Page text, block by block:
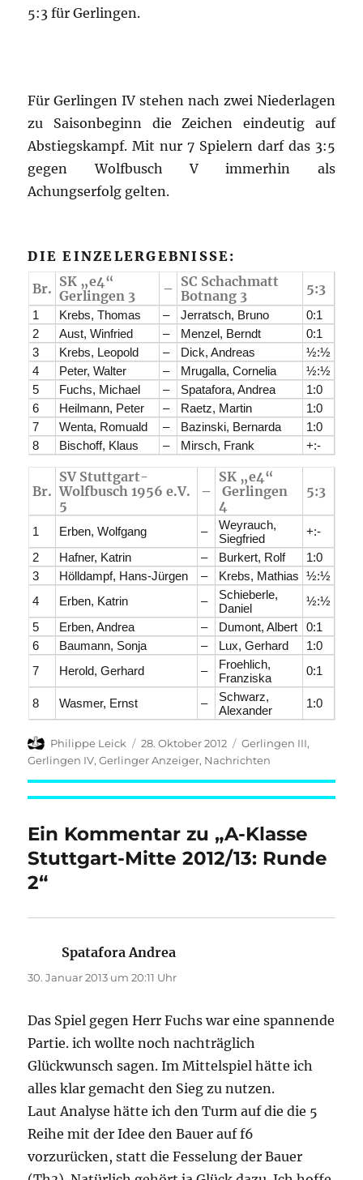
5:3 für Gerlingen.
Für Gerlingen IV stehen nach zwei Niederlagen
zu Saisonbeginn die Zeichen eindeutig auf
Abstiegskampf. Mit nur 7 Spielern darf das 3:5
gegen Wolfbusch V immerhin als
Achungserfolg gelten.
DIE EINZELERGEBNISSE:
Br. SK „e4“
Gerlingen 3
– SC Schachmatt
Botnang 3
5:3
1 Krebs, Thomas – Jerratsch, Bruno
0:1
2
Aust, Winfried – Menzel, Berndt
0:1
3
Krebs, Leopold – Dick, Andreas
½:½
4
Peter, Walter – Mrugalla, Cornelia
½:½
5
Fuchs, Michael – Spatafora, Andrea
1:0
6
Heilmann, Peter – Raetz, Martin
1:0
7
Wenta, Romuald – Bazinski, Bernarda
1:0
8
Bischoff, Klaus – Mirsch, Frank +:-
Br.
SV Stuttgart-
Wolfbusch 1956 e.V.
5
–
SK „e4“
Gerlingen
4
5:3
1 Erben, Wolfgang –
Weyrauch,
Siegfried
+:-
2
Hafner, Katrin – Burkert, Rolf
1:0
3
Hölldampf, Hans-Jürgen – Krebs, Mathias ½:½
4
Erben, Katrin –
Schieberle,
Daniel
½:½
5
Erben, Andrea – Dumont, Albert
0:1
6
Baumann, Sonja – Lux, Gerhard
1:0
7
Herold, Gerhard –
Froehlich,
Franziska
0:1
8 Wasmer, Ernst –
Schwarz,
Alexander
1:0
Autor
Philippe Leick
Veröffentlicht
am
28. Oktober 2012 Kategorien
Gerlingen III,
Gerlingen IV,Gerlinger Anzeiger, Nachrichten
Ein Kommentar zu „A-Klasse
Stuttgart-Mitte 2012/13: Runde
2“
Spatafora Andrea
30. Januar 2013 um 20:11 Uhr
Das Spiel gegen Herr Fuchs war eine spannende
Partie. ich wollte noch nachträglich
Glückwunsch sagen. Im Mittelspiel hätte ich
alles klar gemacht den Sieg zu nutzen.
Laut Analyse hätte ich den Turm auf die die 5
Reihe mit der Idee den Bauer auf f6
vorzurücken, statt die Fesselung der Bauer